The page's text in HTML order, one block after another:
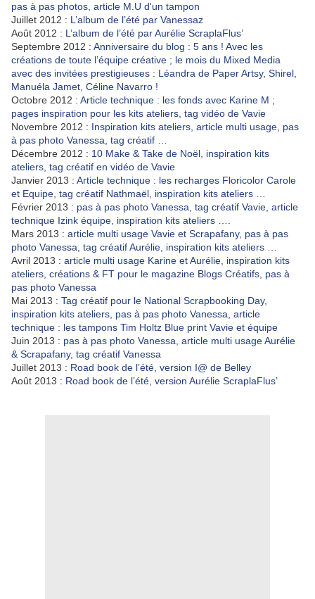
pas à pas photos, article M.U d'un tampon
Juillet 2012 : L’album de l’été par Vanessaz
Août 2012 : L’album de l’été par Aurélie ScraplaFlus’
Septembre 2012 : Anniversaire du blog : 5 ans ! Avec les
créations de toute l’équipe créative ; le mois du Mixed Media
avec des invitées prestigieuses : Léandra de Paper Artsy, Shirel,
Manuéla Jamet, Céline Navarro !
Octobre 2012 : Article technique : les fonds avec Karine M ;
pages inspiration pour les kits ateliers, tag vidéo de Vavie
Novembre 2012 : Inspiration kits ateliers, article multi usage, pas
à pas photo Vanessa, tag créatif …
Décembre 2012 : 10 Make & Take de Noël, inspiration kits
ateliers, tag créatif en vidéo de Vavie
Janvier 2013 : Article technique : les recharges Floricolor Carole
et Equipe, tag créatif Nathmaël, inspiration kits ateliers …
Février 2013 : pas à pas photo Vanessa, tag créatif Vavie, article
technique Izink équipe, inspiration kits ateliers ….
Mars 2013 : article multi usage Vavie et Scrapafany, pas à pas
photo Vanessa, tag créatif Aurélie, inspiration kits ateliers …
Avril 2013 : article multi usage Karine et Aurélie, inspiration kits
ateliers, créations & FT pour le magazine Blogs Créatifs, pas à
pas photo Vanessa
Mai 2013 : Tag créatif pour le National Scrapbooking Day,
inspiration kits ateliers, pas à pas photo Vanessa, article
technique : les tampons Tim Holtz Blue print Vavie et équipe
Juin 2013 : pas à pas photo Vanessa, article multi usage Aurélie
& Scrapafany, tag créatif Vanessa
Juillet 2013 : Road book de l’été, version I@ de Belley
Août 2013 : Road book de l’été, version Aurélie ScraplaFlus’